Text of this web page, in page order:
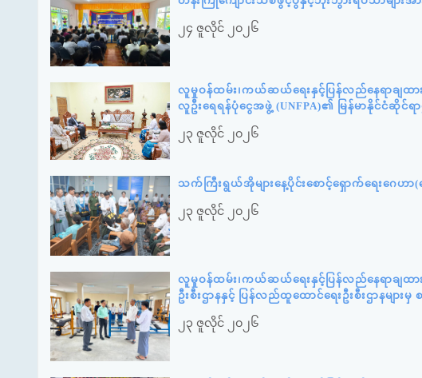
၂၄ ဇူလိုင် ၂၀၂၆
လူမှုဝန်ထမ်း၊ကယ်ဆယ်ရေးနှင့်ပြန်လည်နေရာချထား
လူဦးရေရန်ပုံငွေအဖွဲ့ (UNFPA)၏ မြန်မာနိုင်ငံဆို
၂၃ ဇူလိုင် ၂၀၂၆
သက်ကြီးရွယ်အိုများနေ့ပိုင်းစောင့်ရှောက်ရေးဂေဟာ
၂၃ ဇူလိုင် ၂၀၂၆
လူမှုဝန်ထမ်း၊ကယ်ဆယ်ရေးနှင့်ပြန်လည်နေရာချထ
ဦးစီးဌာနနှင့် ပြန်လည်ထူထောင်ရေးဦးစီးဌာနများ
၂၃ ဇူလိုင် ၂၀၂၆